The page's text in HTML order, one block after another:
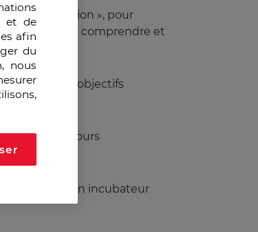
de l’information », pour
capables de comprendre et
et objectifs
des parcours
l’avenir », un incubateur
et de
afin
du
nous